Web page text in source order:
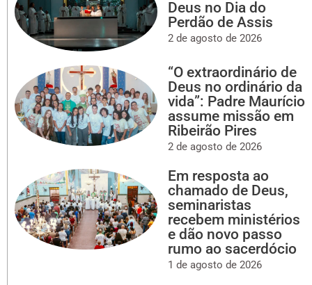
Deus no Dia do
Perdão de Assis
2 de agosto de 2026
“O extraordinário de
Deus no ordinário da
vida”: Padre Maurício
assume missão em
Ribeirão Pires
2 de agosto de 2026
Em resposta ao
chamado de Deus,
seminaristas
recebem ministérios
e dão novo passo
rumo ao sacerdócio
1 de agosto de 2026